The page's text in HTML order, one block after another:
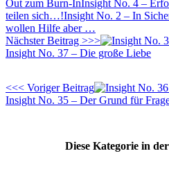
Out zum Burn-InInsight No. 4 –
teilen sich…!Insight No. 2 – In
wollen Hilfe aber …
Nächster Beitrag >>>
Insight No. 37 – Die große Liebe
<<< Voriger Beitrag
Insight No. 35 – Der Grund für
Diese Kategorie in